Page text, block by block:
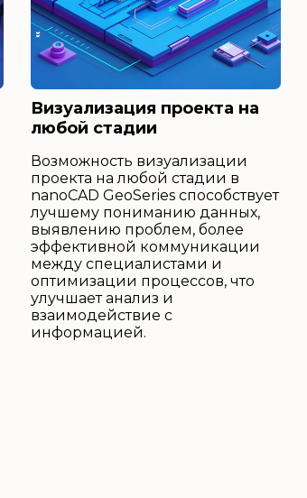
Визуализация проекта на
любой стадии
Возможность визуализации
проекта на любой стадии в
nanoCAD GeoSeries способствует
лучшему пониманию данных,
выявлению проблем, более
эффективной коммуникации
между специалистами и
оптимизации процессов, что
улучшает анализ и
взаимодействие с
информацией.